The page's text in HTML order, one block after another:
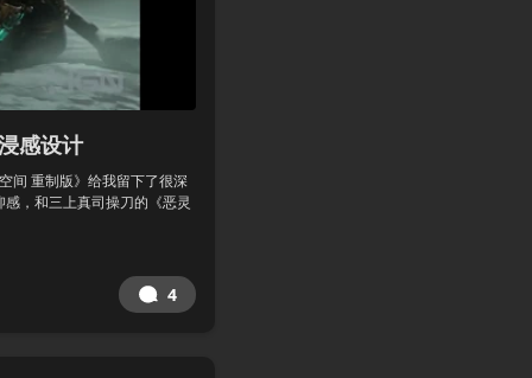
感设计
间 重制版》给我留下了很深
，和三上真司操刀的《恶灵
4